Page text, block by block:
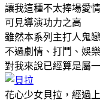
讓我這種不太捧場愛
可見導演功力之高
雖然本系列主打人鬼戀
不過劇情、打鬥、娛
對我來說已經算是屬
花心少女貝拉，經過